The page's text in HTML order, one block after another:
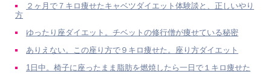
２ヶ月で７キロ痩せたキャベツダイエット体験談と、正しいやり
方
ゆったり座ダイエット。チベットの修行僧が痩せている秘密
ありえない。この座り方で９キロ痩せた。座り方ダイエット
1日中。椅子に座ったまま脂肪を燃焼したら一日で１キロ痩せた